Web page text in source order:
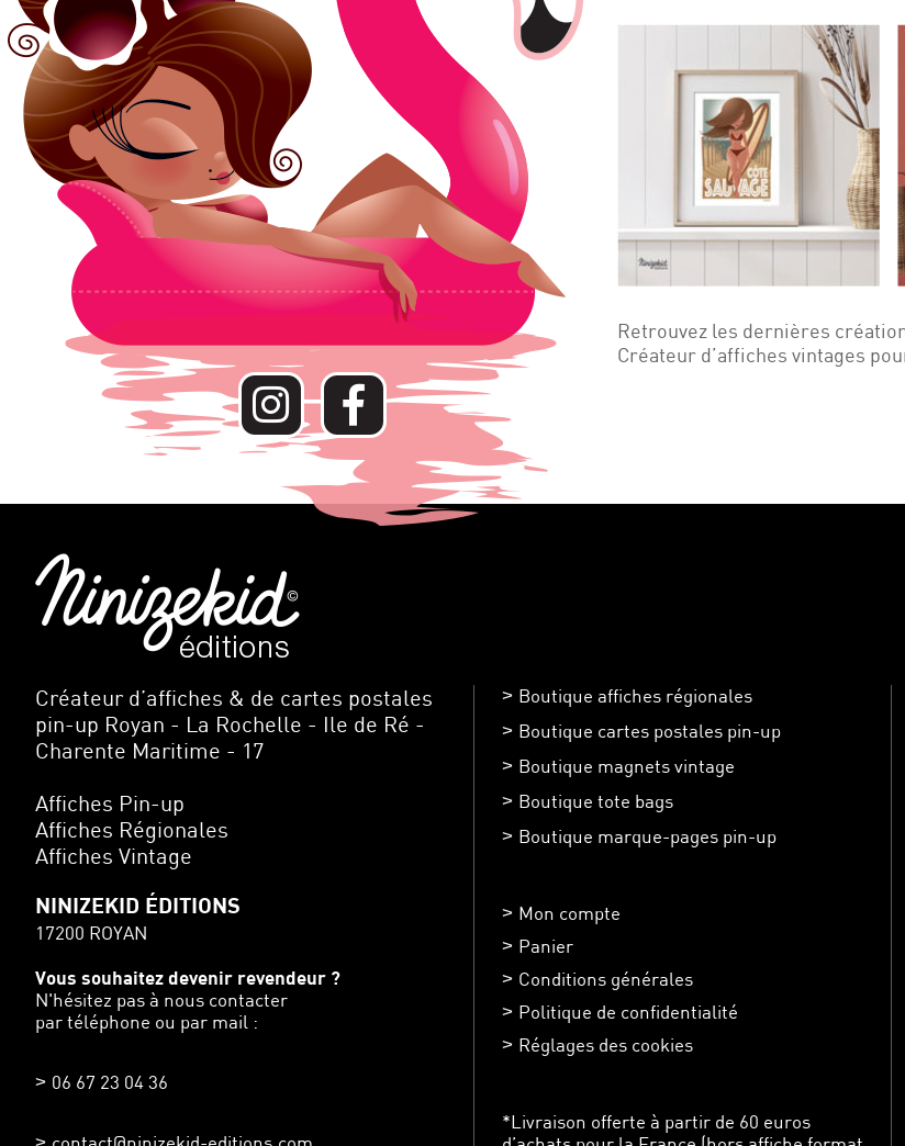
Retrouvez les dernières
Créateur d’affiches vintages
Créateur d’affiches & de cartes postales
pin-up Royan - La Rochelle - Ile de Ré -
Charente Maritime - 17
Affiches Pin-up
Affiches Régionales
Affiches Vintage
NINIZEKID ÉDITIONS
17200 ROYAN
Vous souhaitez devenir revendeur ?
N'hésitez pas à nous contacter
par téléphone ou par mail :
06 67 23 04 36
Boutique affiches régionales
Boutique cartes postales pin-up
Boutique magnets vintage
Boutique tote bags
Boutique marque-pages pin-up
Mon compte
Panier
Conditions générales
Politique de confidentialité
Réglages des cookies
*Livraison offerte à partir de 60 euros